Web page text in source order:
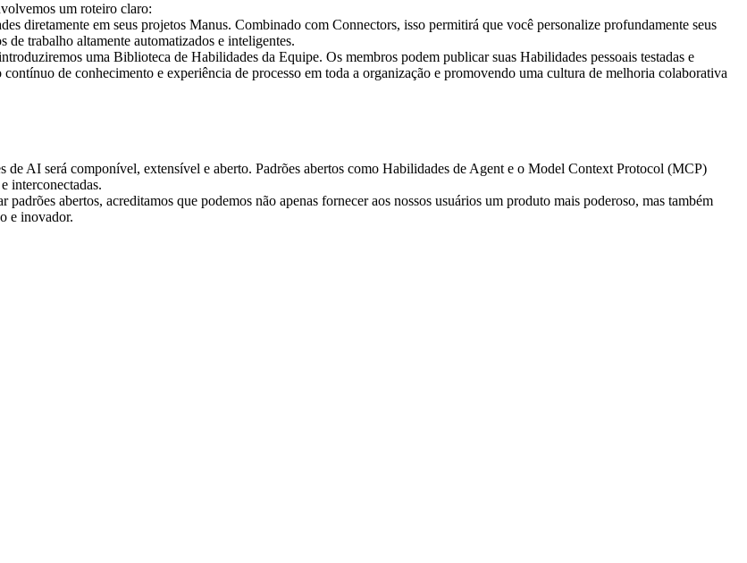
um roteiro claro:
diretamente em seus projetos Manus. Combinado com Connectors, isso permitirá que você personalize profundamente seus
trabalho altamente automatizados e inteligentes.
uma Biblioteca de Habilidades da Equipe. Os membros podem publicar suas Habilidades pessoais testadas e
de conhecimento e experiência de processo em toda a organização e promovendo uma cultura de melhoria colaborativa
AI será componível, extensível e aberto. Padrões abertos como Habilidades de Agent e o Model Context Protocol (MCP)
interconectadas.
abertos, acreditamos que podemos não apenas fornecer aos nossos usuários um produto mais poderoso, mas também
e inovador.